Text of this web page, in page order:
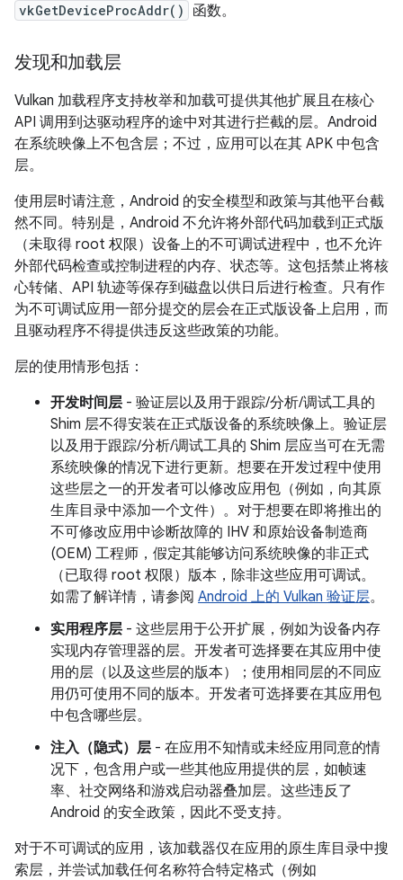
vkGetDeviceProcAddr() 函数。
发现和加载层
Vulkan 加载程序支持枚举和加载可提供其他扩展且在核心
API 调用到达驱动程序的途中对其进行拦截的层。Android
在系统映像上不包含层；不过，应用可以在其 APK 中包含
层。
使用层时请注意，Android 的安全模型和政策与其他平台截
然不同。特别是，Android 不允许将外部代码加载到正式版
（未取得 root 权限）设备上的不可调试进程中，也不允许
外部代码检查或控制进程的内存、状态等。这包括禁止将核
心转储、API 轨迹等保存到磁盘以供日后进行检查。只有作
为不可调试应用一部分提交的层会在正式版设备上启用，而
且驱动程序不得提供违反这些政策的功能。
层的使用情形包括：
开发时间层 - 验证层以及用于跟踪/分析/调试工具的
Shim 层不得安装在正式版设备的系统映像上。验证层
以及用于跟踪/分析/调试工具的 Shim 层应当可在无需
系统映像的情况下进行更新。想要在开发过程中使用
这些层之一的开发者可以修改应用包（例如，向其原
生库目录中添加一个文件）。对于想要在即将推出的
不可修改应用中诊断故障的 IHV 和原始设备制造商
(OEM) 工程师，假定其能够访问系统映像的非正式
（已取得 root 权限）版本，除非这些应用可调试。
如需了解详情，请参阅 Android 上的 Vulkan 验证层。
实用程序层 - 这些层用于公开扩展，例如为设备内存
实现内存管理器的层。开发者可选择要在其应用中使
用的层（以及这些层的版本）；使用相同层的不同应
用仍可使用不同的版本。开发者可选择要在其应用包
中包含哪些层。
注入（隐式）层 - 在应用不知情或未经应用同意的情
况下，包含用户或一些其他应用提供的层，如帧速
率、社交网络和游戏启动器叠加层。这些违反了
Android 的安全政策，因此不受支持。
对于不可调试的应用，该加载器仅在应用的原生库目录中搜
索层，并尝试加载任何名称符合特定格式（例如